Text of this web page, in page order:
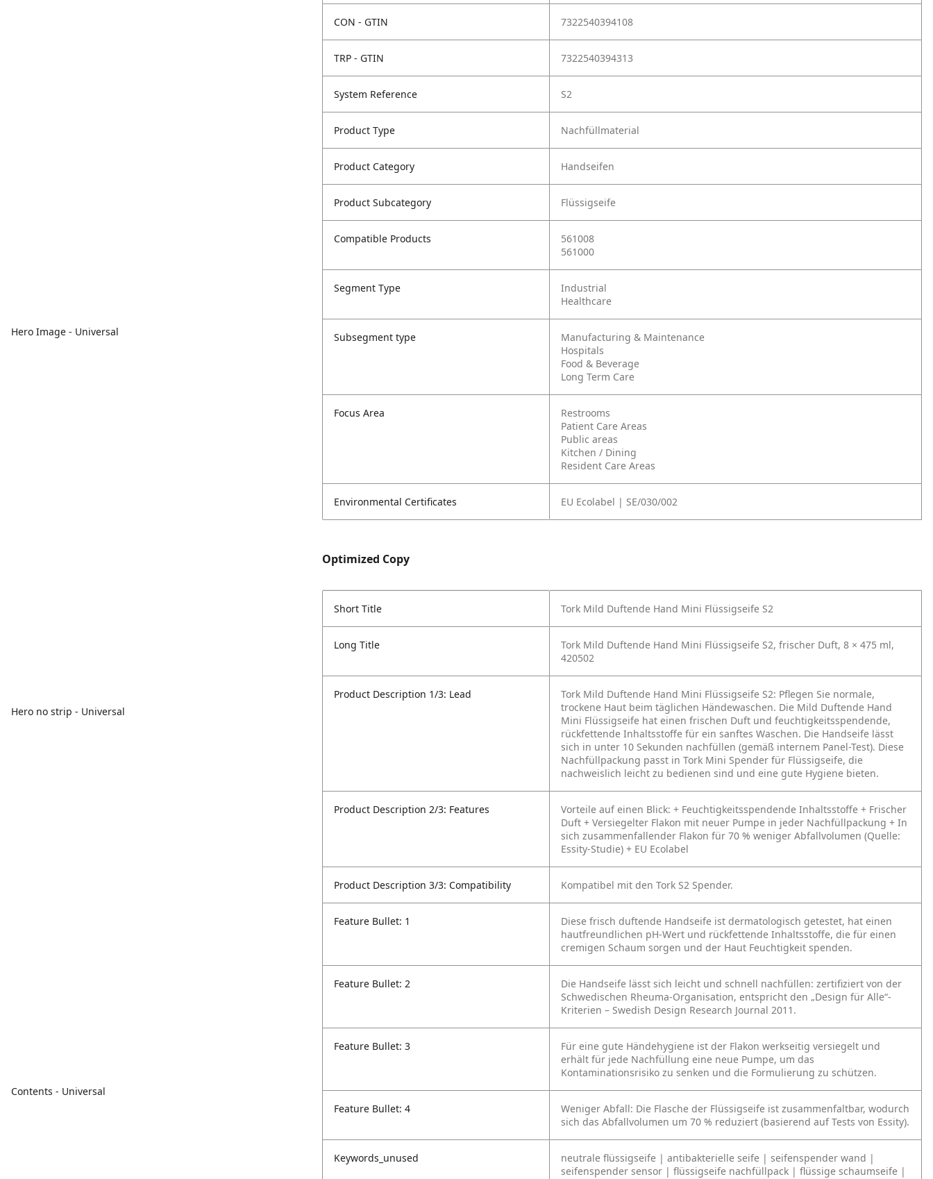
Hero Image - Universal
Hero no strip - Universal
Contents - Universal
CON - GTIN 7322540394108
TRP - GTIN 7322540394313
System Reference S2
Product Type Nachfüllmaterial
Product Category Handseifen
Product Subcategory Flüssigseife
Compatible Products
561008
561000
Segment Type
Industrial
Healthcare
Subsegment type
Manufacturing & Maintenance
Hospitals
Food & Beverage
Long Term Care
Focus Area
Restrooms
Patient Care Areas
Public areas
Kitchen / Dining
Resident Care Areas
Environmental Certificates EU Ecolabel | SE/030/002
Optimized Copy
Short Title Tork Mild Duftende Hand Mini Flüssigseife S2
Long Title
Tork Mild Duftende Hand Mini Flüssigseife S2, frischer Duft, 8 × 475 ml,
420502
Product Description 1/3: Lead Tork Mild Duftende Hand Mini Flüssigseife S2: Pflegen Sie normale,
trockene Haut beim täglichen Händewaschen. Die Mild Duftende Hand
Mini Flüssigseife hat einen frischen Duft und feuchtigkeitsspendende,
rückfettende Inhaltsstoffe für ein sanftes Waschen. Die Handseife lässt
sich in unter 10 Sekunden nachfüllen (gemäß internem Panel-Test). Diese
Nachfüllpackung passt in Tork Mini Spender für Flüssigseife, die
nachweislich leicht zu bedienen sind und eine gute Hygiene bieten.
Product Description 2/3: Features Vorteile auf einen Blick: + Feuchtigkeitsspendende Inhaltsstoffe + Frischer
Duft + Versiegelter Flakon mit neuer Pumpe in jeder Nachfüllpackung + In
sich zusammenfallender Flakon für 70 % weniger Abfallvolumen (Quelle:
Essity-Studie) + EU Ecolabel
Product Description 3/3: Compatibility Kompatibel mit den Tork S2 Spender.
Feature Bullet: 1
Diese frisch duftende Handseife ist dermatologisch getestet, hat einen
hautfreundlichen pH-Wert und rückfettende Inhaltsstoffe, die für einen
cremigen Schaum sorgen und der Haut Feuchtigkeit spenden.
Feature Bullet: 2
Die Handseife lässt sich leicht und schnell nachfüllen: zertifiziert von der
Schwedischen Rheuma-Organisation, entspricht den „Design für Alle“-
Kriterien – Swedish Design Research Journal 2011.
Feature Bullet: 3
Für eine gute Händehygiene ist der Flakon werkseitig versiegelt und
erhält für jede Nachfüllung eine neue Pumpe, um das
Kontaminationsrisiko zu senken und die Formulierung zu schützen.
Feature Bullet: 4
Weniger Abfall: Die Flasche der Flüssigseife ist zusammenfaltbar, wodurch
sich das Abfallvolumen um 70 % reduziert (basierend auf Tests von Essity).
Keywords_unused
neutrale flüssigseife | antibakterielle seife | seifenspender wand |
seifenspender sensor | flüssigseife nachfüllpack | flüssige schaumseife |